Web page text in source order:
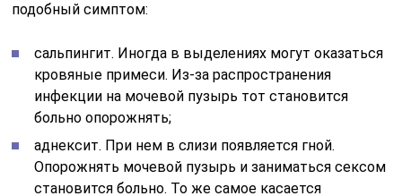
подобный симптом:
сальпингит. Иногда в выделениях могут оказаться
кровяные примеси. Из-за распространения
инфекции на мочевой пузырь тот становится
больно опорожнять;
аднексит. При нем в слизи появляется гной.
Опорожнять мочевой пузырь и заниматься сексом
становится больно. То же самое касается